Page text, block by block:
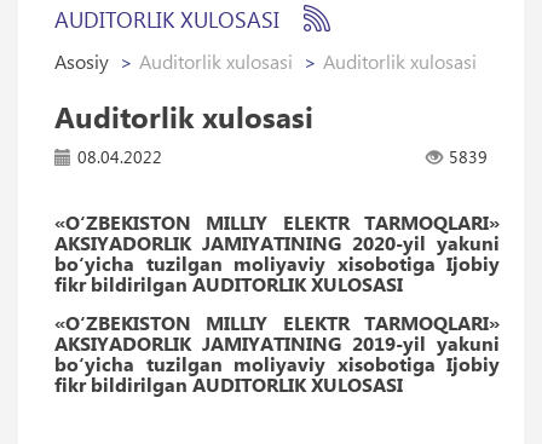
AUDITORLIK XULOSASI
Asosiy Auditorlik xulosasi Auditorlik xulosasi
Auditorlik xulosasi
08.04.2022 5839
«O‘ZBEKISTON MILLIY ELEKTR TARMOQLARI»
AKSIYADORLIK JAMIYATINING 2020-yil yakuni
bo‘yicha tuzilgan moliyaviy xisobotiga Ijobiy
fikr bildirilgan AUDITORLIK XULOSASI
«O‘ZBEKISTON MILLIY ELEKTR TARMOQLARI»
AKSIYADORLIK JAMIYATINING 2019-yil yakuni
bo‘yicha tuzilgan moliyaviy xisobotiga Ijobiy
fikr bildirilgan AUDITORLIK XULOSASI